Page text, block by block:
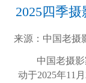
2025四季
来源：中国老摄
中国老摄
动于2025年11